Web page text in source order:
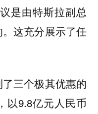
是由特斯拉副总
这充分展示了任
三个极其优惠的
以9.8亿元人民币